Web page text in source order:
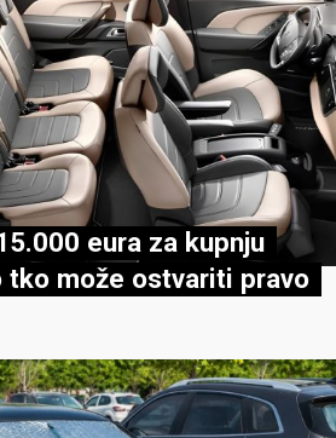
eura za kupnju
tko može ostvariti pravo